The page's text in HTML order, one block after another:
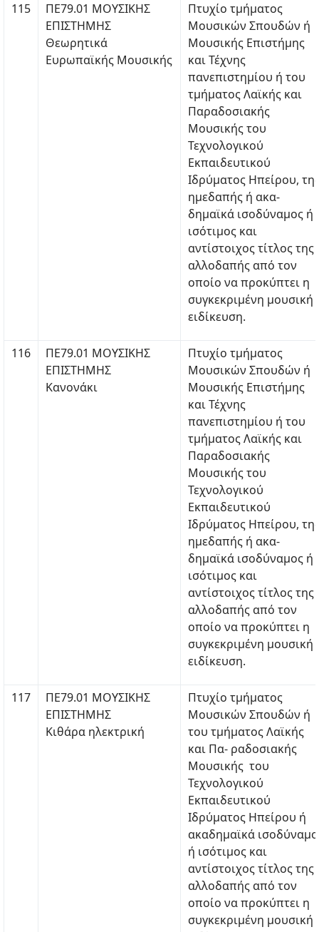
115
ΠΕ79.01 ΜΟΥΣΙΚΗΣ
ΕΠΙΣΤΗΜΗΣ
Θεωρητικά
Ευρωπαϊκής Μουσικής
Πτυχίο τμήματος
Μουσικών Σπουδών ή
Μουσικής Επιστήμης
και Τέχνης
πανεπιστημίου ή του
τμήματος Λαϊκής και
Παραδοσιακής
Μουσικής του
Τεχνολογικού
Εκπαιδευτικού
Ιδρύματος Ηπείρου,
ημεδαπής ή ακα-
δημαϊκά ισοδύναμος ή
ισότιμος και
αντίστοιχος τίτλος της
αλλοδαπής από τον
οποίο να προκύπτει η
συγκεκριμένη μουσική
ειδίκευση.
116
ΠΕ79.01 ΜΟΥΣΙΚΗΣ
ΕΠΙΣΤΗΜΗΣ
Κανονάκι
Πτυχίο τμήματος
Μουσικών Σπουδών ή
Μουσικής Επιστήμης
και Τέχνης
πανεπιστημίου ή του
τμήματος Λαϊκής και
Παραδοσιακής
Μουσικής του
Τεχνολογικού
Εκπαιδευτικού
Ιδρύματος Ηπείρου,
ημεδαπής ή ακα-
δημαϊκά ισοδύναμος ή
ισότιμος και
αντίστοιχος τίτλος της
αλλοδαπής από τον
οποίο να προκύπτει η
συγκεκριμένη μουσική
ειδίκευση.
117
ΠΕ79.01 ΜΟΥΣΙΚΗΣ
ΕΠΙΣΤΗΜΗΣ
Κιθάρα ηλεκτρική
Πτυχίο τμήματος
Μουσικών Σπουδών ή
του τμήματος Λαϊκής
και Πα- ραδοσιακής
Μουσικής του
Τεχνολογικού
Εκπαιδευτικού
Ιδρύματος Ηπείρου ή
ακαδημαϊκά
ή ισότιμος και
αντίστοιχος τίτλος της
αλλοδαπής από τον
οποίο να προκύπτει η
συγκεκριμένη μουσική